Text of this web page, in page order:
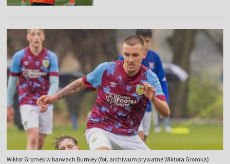
Wiktor Gromek w barwach Burnley (fot. archiwum prywatne Wiktora Gromka)